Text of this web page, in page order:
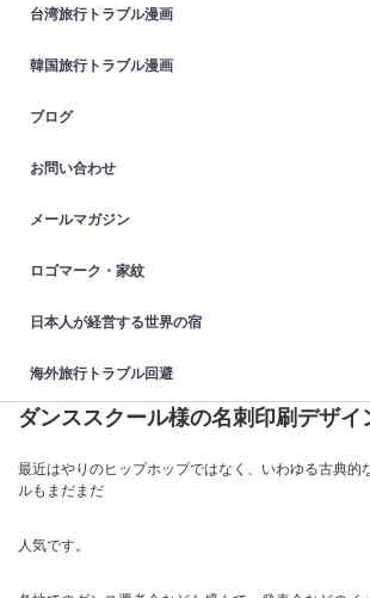
台湾旅行トラブル漫画
韓国旅行トラブル漫画
ブログ
お問い合わせ
メールマガジン
ロゴマーク・家紋
日本人が経営する世界の宿
海外旅行トラブル回避
ダンススクール様の名刺印刷デザイ
最近はやりのヒップホップではなく、いわゆる古典的
ルもまだまだ
人気です。